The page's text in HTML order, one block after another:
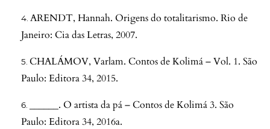
ARENDT, Hannah. Origens do totalitarismo. Rio de
Janeiro: Cia das Letras, 2007.
CHALÁMOV, Varlam. Contos de Kolimá – Vol. 1. São
Paulo: Editora 34, 2015.
______. O artista da pá – Contos de Kolimá 3. São
Paulo: Editora 34, 2016a.